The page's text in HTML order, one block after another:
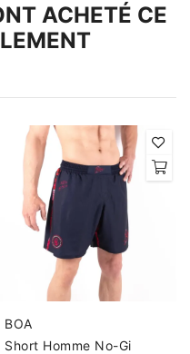
ACHETÉ CE
BOA
Short Homme No-Gi